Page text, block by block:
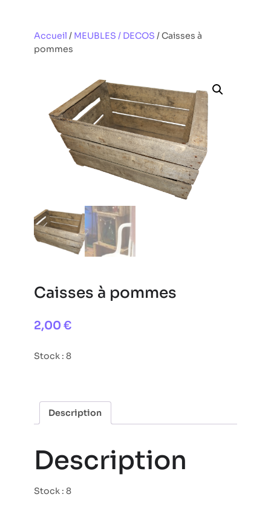
contenuAccueil / MEUBLES / DECOS / Caisses à
pommes
Caisses à pommes
2,00 €
Stock : 8
Description
Description
Stock : 8